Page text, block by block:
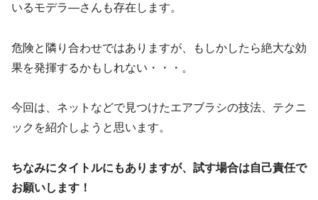
いるモデラ―さんも存在します。
危険と隣り合わせではありますが、もしかしたら絶大な効
果を発揮するかもしれない・・・。
今回は、ネットなどで見つけたエアブラシの技法、テクニ
ックを紹介しようと思います。
ちなみにタイトルにもありますが、試す場合は自己責任で
お願いします！